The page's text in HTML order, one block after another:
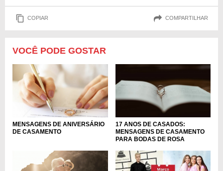
COPIAR COMPARTILHAR
VOCÊ PODE GOSTAR
MENSAGENS DE ANIVERSÁRIO
DE CASAMENTO
17 ANOS DE CASADOS:
MENSAGENS DE CASAMENTO
PARA BODAS DE ROSA